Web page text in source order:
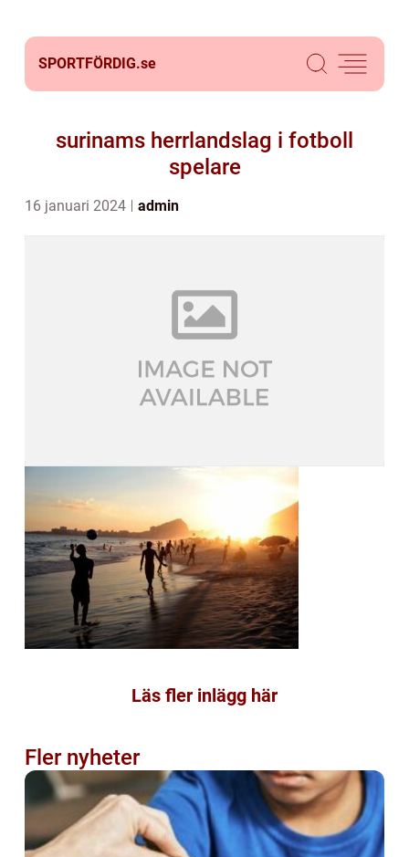
SPORTFÖRDIG.se
surinams herrlandslag i fotboll
spelare
16 januari 2024 admin
Läs fler inlägg här
Fler nyheter